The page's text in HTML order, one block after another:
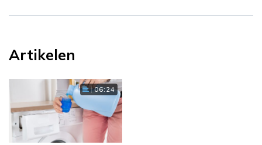
Artikelen
06:24